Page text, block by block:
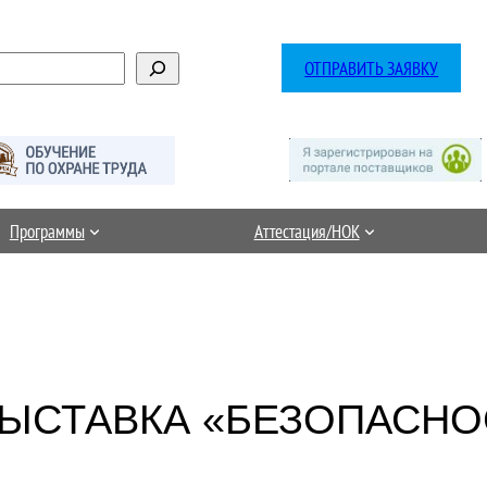
ОТПРАВИТЬ ЗАЯВКУ
Программы Аттестация/НОК